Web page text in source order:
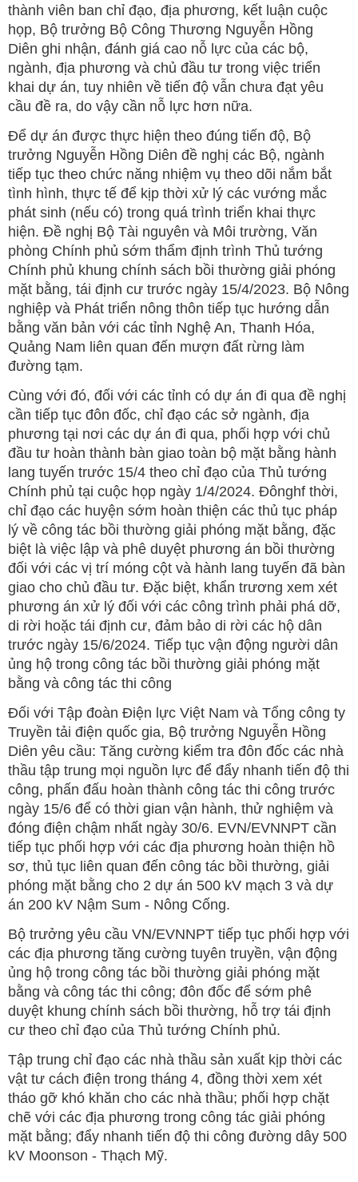
thành viên ban chỉ đạo, địa phương, kết luận cuộc
họp, Bộ trưởng Bộ Công Thương Nguyễn Hồng
Diên ghi nhận, đánh giá cao nỗ lực của các bộ,
ngành, địa phương và chủ đầu tư trong việc triển
khai dự án, tuy nhiên về tiến độ vẫn chưa đạt yêu
cầu đề ra, do vậy cần nỗ lực hơn nữa.
Để dự án được thực hiện theo đúng tiến độ, Bộ
trưởng Nguyễn Hồng Diên đề nghị các Bộ, ngành
tiếp tục theo chức năng nhiệm vụ theo dõi nắm bắt
tình hình, thực tế để kịp thời xử lý các vướng mắc
phát sinh (nếu có) trong quá trình triển khai thực
hiện. Đề nghị Bộ Tài nguyên và Môi trường, Văn
phòng Chính phủ sớm thẩm định trình Thủ tướng
Chính phủ khung chính sách bồi thường giải phóng
mặt bằng, tái định cư trước ngày 15/4/2023. Bộ Nông
nghiệp và Phát triển nông thôn tiếp tục hướng dẫn
bằng văn bản với các tỉnh Nghệ An, Thanh Hóa,
Quảng Nam liên quan đến mượn đất rừng làm
đường tạm.
Cùng với đó, đối với các tỉnh có dự án đi qua đề nghị
cần tiếp tục đôn đốc, chỉ đạo các sở ngành, địa
phương tại nơi các dự án đi qua, phối hợp với chủ
đầu tư hoàn thành bàn giao toàn bộ mặt bằng hành
lang tuyến trước 15/4 theo chỉ đạo của Thủ tướng
Chính phủ tại cuộc họp ngày 1/4/2024. Đônghf thời,
chỉ đạo các huyện sớm hoàn thiện các thủ tục pháp
lý về công tác bồi thường giải phóng mặt bằng, đặc
biệt là việc lập và phê duyệt phương án bồi thường
đối với các vị trí móng cột và hành lang tuyến đã bàn
giao cho chủ đầu tư. Đặc biệt, khẩn trương xem xét
phương án xử lý đối với các công trình phải phá dỡ,
di rời hoặc tái định cư, đảm bảo di rời các hộ dân
trước ngày 15/6/2024. Tiếp tục vận động người dân
ủng hộ trong công tác bồi thường giải phóng mặt
bằng và công tác thi công
Đối với Tập đoàn Điện lực Việt Nam và Tổng công ty
Truyền tải điện quốc gia, Bộ trưởng Nguyễn Hồng
Diên yêu cầu: Tăng cường kiểm tra đôn đốc các nhà
thầu tập trung mọi nguồn lực để đẩy nhanh tiến độ thi
công, phấn đấu hoàn thành công tác thi công trước
ngày 15/6 để có thời gian vận hành, thử nghiệm và
đóng điện chậm nhất ngày 30/6. EVN/EVNNPT cần
tiếp tục phối hợp với các địa phương hoàn thiện hồ
sơ, thủ tục liên quan đến công tác bồi thường, giải
phóng mặt bằng cho 2 dự án 500 kV mạch 3 và dự
án 200 kV Nậm Sum - Nông Cống.
Bộ trưởng yêu cầu VN/EVNNPT tiếp tục phối hợp với
các địa phương tăng cường tuyên truyền, vận động
ủng hộ trong công tác bồi thường giải phóng mặt
bằng và công tác thi công; đôn đốc để sớm phê
duyệt khung chính sách bồi thường, hỗ trợ tái định
cư theo chỉ đạo của Thủ tướng Chính phủ.
Tập trung chỉ đạo các nhà thầu sản xuất kịp thời các
vật tư cách điện trong tháng 4, đồng thời xem xét
tháo gỡ khó khăn cho các nhà thầu; phối hợp chặt
chẽ với các địa phương trong công tác giải phóng
mặt bằng; đẩy nhanh tiến độ thi công đường dây 500
kV Moonson - Thạch Mỹ.